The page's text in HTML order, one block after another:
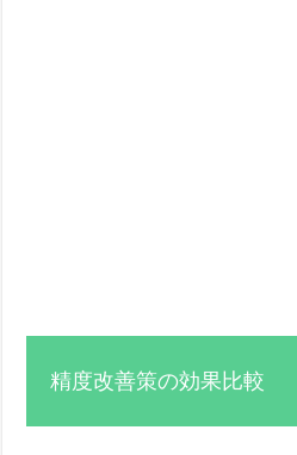
精度改善策の効果比較